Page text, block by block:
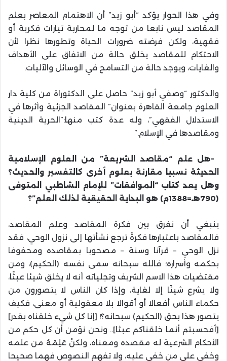
وفي هذا الحوار يؤكد “أبو زيد” أن الاهتمام المعاصر بعلم
المقاصد ليس نابعا من توجه ما لمحاربة تيارات فكرية أو
فقهية، ولكن فرضته ضرورات الحياة وتطورها نظرا لأن
الاحتكام للمقاصد يخلق حالة من الاتفاق على الأهداف
والغايات، ويوجد حالة من التسامح في الوسائل والآليات.
والدكتور “وصفي أبو زيد” حاصل على الدكتوراة من كلية دار
العلوم جامعة القاهرة بعنوان” المقاصد الجزئية وأثرها في
الاستدلال الفقهي”، وله عدة كتب منها:”الحرية الدينية
ومقاصدها في الإسلام”.
–هل علم “مقاصد الشريعة” من العلوم الإسلامية
الحديثة نسبيا مقارنة بعلوم أخرى كالتفسير والحديث؟
وهل يعد كتاب “الموافقات” للإمام الشاطبي المتوفى
(790هـ=1388م) هو البداية الحقيقية لذلك العلم”؟
ينبغي أن نفرق بين فكرة المقاصد وعلم المقاصد،
فالمقاصد باعتبارها فكرةً ترجع نشأتها إلى نزول الوحي، فقد
نزل الوحي – قرآنا وسنة – مصحوبا بمقاصده ومحفوفا
بحكمه وأسراره؛ فالله سبحانه سمى نفسه (الحكيم)، ومن
مقتضيات هذا الاسم الشريف وتجلياته أنه لا يخلق شيئا عبثًا،
ولا يشرع شيئًا إلا لغاية، وإذا كان الناس لا يتصورون من
حكماء الناس أفعالا أو أقوالا بلا معقولية أو معنى، فكيف
يتصور هذا بحق (الحكيم) سبحانه؟! [إنا كل شيء خلقناه بقدر]
[أفحسبتم أنما خلقناكم عبثا].. ونحن نؤمن أن كل حكم من
الأحكام الشرعية له مقصده ومعناه، ولكنْ عَلِمَهُ من علمه
وخفي على من خفي عليه، ولا تفهم النصوص فهما صحيحا